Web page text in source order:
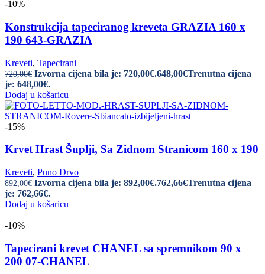
-10%
Konstrukcija tapeciranog kreveta GRAZIA 160 x
190 643-GRAZIA
Kreveti, Tapecirani
720,00€ Izvorna cijena bila je: 720,00€.648,00€Trenutna cijena
je: 648,00€.
Dodaj u košaricu
-15%
Krvet Hrast Šuplji, Sa Zidnom Stranicom 160 x 190
Kreveti, Puno Drvo
892,00€ Izvorna cijena bila je: 892,00€.762,66€Trenutna cijena
je: 762,66€.
Dodaj u košaricu
-10%
Tapecirani krevet CHANEL sa spremnikom 90 x
200 07-CHANEL